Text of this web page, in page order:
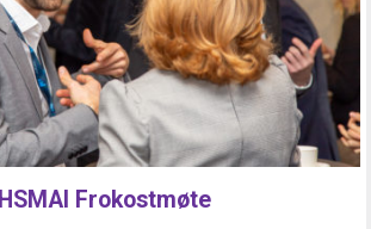
HSMAI Frokostmøte